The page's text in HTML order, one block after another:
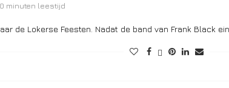
0 minuten leestijd
de Lokerse Feesten. Nadat de band van Frank Black